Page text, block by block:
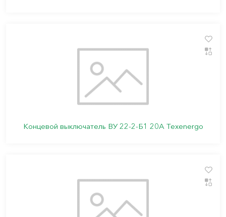
Концевой выключатель ВУ 22-2-Б1 20А Texenergo